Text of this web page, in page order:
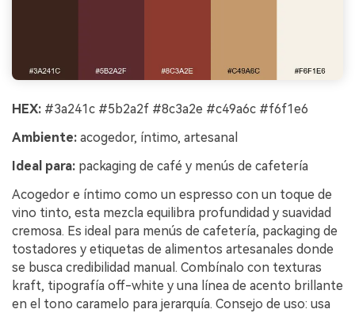
HEX: #3a241c #5b2a2f #8c3a2e #c49a6c #f6f1e6
Ambiente: acogedor, íntimo, artesanal
Ideal para: packaging de café y menús de cafetería
Acogedor e íntimo como un espresso con un toque de
vino tinto, esta mezcla equilibra profundidad y suavidad
cremosa. Es ideal para menús de cafetería, packaging de
tostadores y etiquetas de alimentos artesanales donde
se busca credibilidad manual. Combínalo con texturas
kraft, tipografía off-white y una línea de acento brillante
en el tono caramelo para jerarquía. Consejo de uso: usa